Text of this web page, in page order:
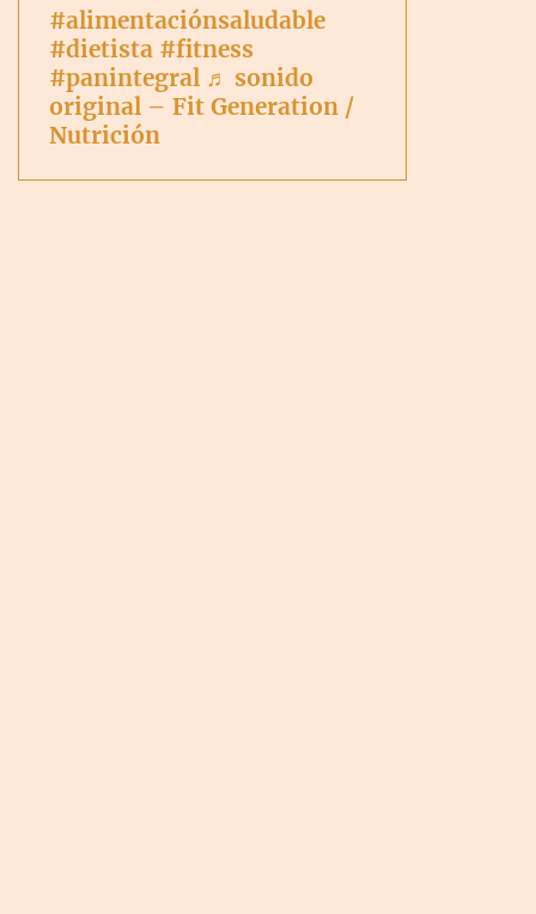
#alimentaciónsaludable
#dietista #fitness
#panintegral ♬ sonido
original – Fit Generation /
Nutrición